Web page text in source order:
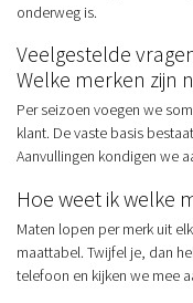
onderweg is.
Veelgestelde
Welke merken zijn
Per seizoen voegen we
klant. De vaste basis
Aanvullingen kondigen we
Hoe weet ik welke
Maten lopen per merk uit
maattabel. Twijfel je, dan
telefoon en kijken we mee